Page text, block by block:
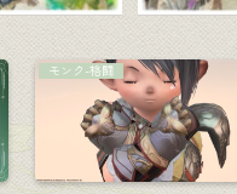
吟遊詩人-弓